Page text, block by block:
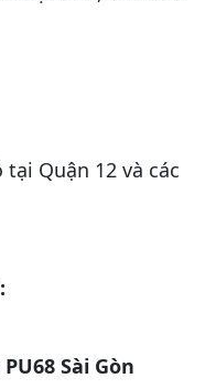
Quận 12 và các
Sài Gòn